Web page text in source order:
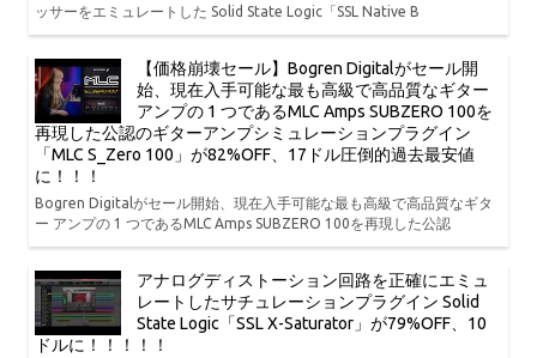
ッサーをエミュレートした Solid State Logic「SSL Native B
【価格崩壊セール】Bogren Digitalがセール開
始、現在入手可能な最も高級で高品質なギター
アンプの 1 つであるMLC Amps SUBZERO 100を
再現した公認のギターアンプシミュレーションプラグイン
「MLC S_Zero 100」が82%OFF、17ドル圧倒的過去最安値
に！！！
Bogren Digitalがセール開始、現在入手可能な最も高級で高品質なギタ
ー アンプの 1 つであるMLC Amps SUBZERO 100を再現した公認
アナログディストーション回路を正確にエミュ
レートしたサチュレーションプラグイン Solid
State Logic「SSL X-Saturator」が79%OFF、10
ドルに！！！！！